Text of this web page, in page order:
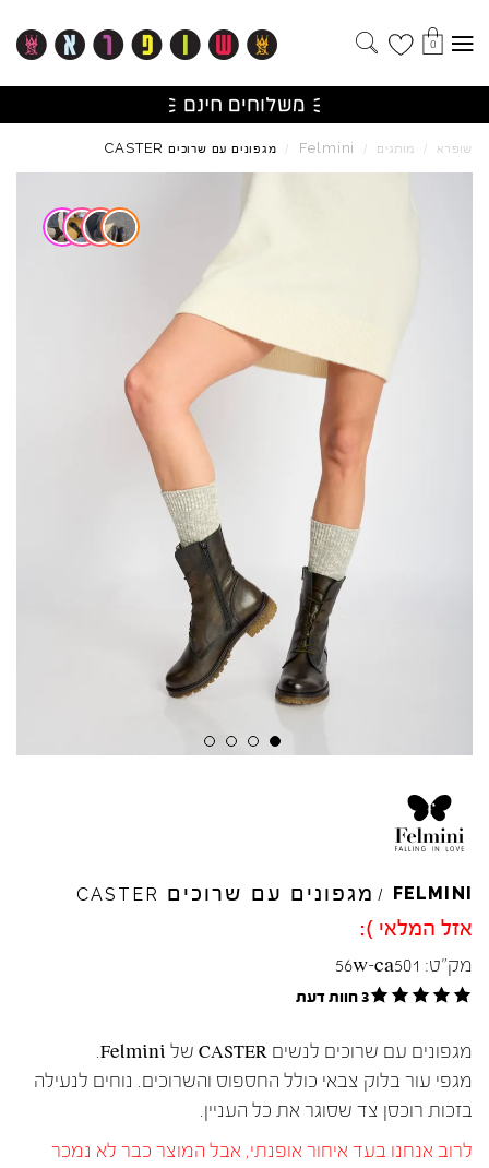
0
שופרא / מותגים /
Felmini
/ מגפונים עם שרוכים CASTER
Skip to product reviews
FELMINI
/ מגפונים עם שרוכים CASTER
אזל המלאי ):
מק"ט: 56w-ca501
3 חוות דעת
מגפונים עם שרוכים לנשים CASTER של Felmini.
מגפי עור בלוק צבאי כולל החספוס והשרוכים. נוחים לנעילה
בזכות רוכסן צד שסוגר את כל העניין.
לרוב אנחנו בעד איחור אופנתי, אבל המוצר כבר לא נמכר